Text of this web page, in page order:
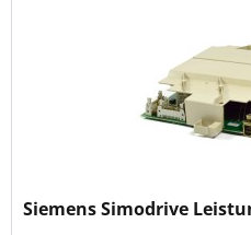
Siemens Simodrive